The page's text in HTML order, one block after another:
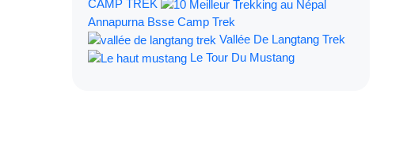
CAMP TREK
Annapurna Bsse Camp Trek
Vallée De Langtang Trek
Le Tour Du Mustang